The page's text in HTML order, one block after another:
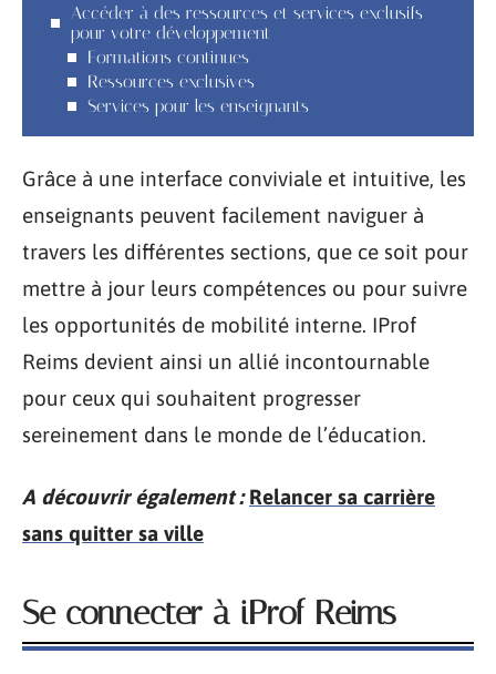
Accéder à des ressources et services exclusifs
pour votre développement
Formations continues
Ressources exclusives
Services pour les enseignants
Grâce à une interface conviviale et intuitive, les
enseignants peuvent facilement naviguer à
travers les différentes sections, que ce soit pour
mettre à jour leurs compétences ou pour suivre
les opportunités de mobilité interne. IProf
Reims devient ainsi un allié incontournable
pour ceux qui souhaitent progresser
sereinement dans le monde de l’éducation.
A découvrir également : Relancer sa carrière
sans quitter sa ville
Se connecter à iProf Reims